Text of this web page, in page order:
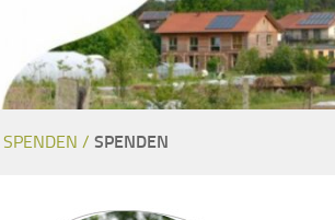
SPENDEN / SPENDEN